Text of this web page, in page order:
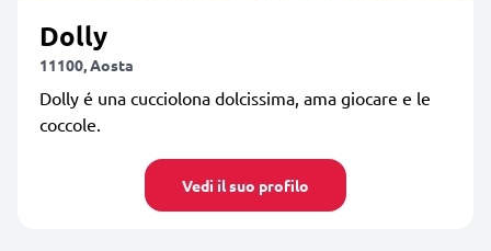
Dolly
11100, Aosta
Dolly é una cucciolona dolcissima, ama giocare e le
coccole.
Vedi il suo profilo